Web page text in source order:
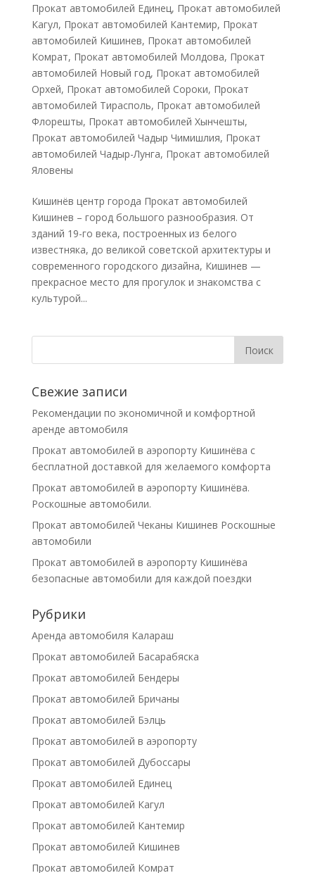
Прокат автомобилей Единец, Прокат автомобилей
Кагул, Прокат автомобилей Кантемир, Прокат
автомобилей Кишинев, Прокат автомобилей
Комрат, Прокат автомобилей Молдова, Прокат
автомобилей Новый год, Прокат автомобилей
Орхей, Прокат автомобилей Сороки, Прокат
автомобилей Тирасполь, Прокат автомобилей
Флорешты, Прокат автомобилей Хынчешты,
Прокат автомобилей Чадыр Чимишлия, Прокат
автомобилей Чадыр-Лунга, Прокат автомобилей
Яловены
Кишинёв центр города Прокат автомобилей
Кишинев – город большого разнообразия. От
зданий 19-го века, построенных из белого
известняка, до великой советской архитектуры и
современного городского дизайна, Кишинев —
прекрасное место для прогулок и знакомства с
культурой...
Свежие записи
Рекомендации по экономичной и комфортной
аренде автомобиля
Прокат автомобилей в аэропорту Кишинёва с
бесплатной доставкой для желаемого комфорта
Прокат автомобилей в аэропорту Кишинёва.
Роскошные автомобили.
Прокат автомобилей Чеканы Кишинев Роскошные
автомобили
Прокат автомобилей в аэропорту Кишинёва
безопасные автомобили для каждой поездки
Рубрики
Аренда автомобиля Калараш
Прокат автомобилей Басарабяска
Прокат автомобилей Бендеры
Прокат автомобилей Бричаны
Прокат автомобилей Бэлць
Прокат автомобилей в аэропорту
Прокат автомобилей Дубоссары
Прокат автомобилей Единец
Прокат автомобилей Кагул
Прокат автомобилей Кантемир
Прокат автомобилей Кишинев
Прокат автомобилей Комрат